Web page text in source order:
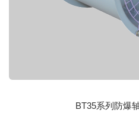
BT35系列防爆